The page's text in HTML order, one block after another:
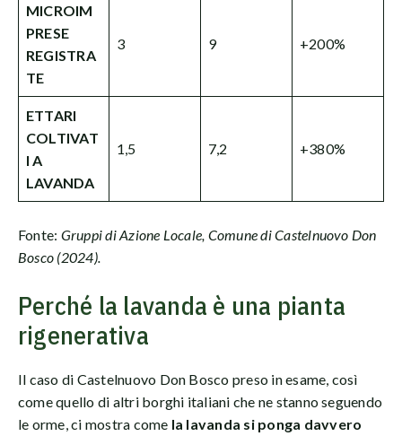
MICROIM
PRESE
REGISTRA
TE
3 9 +200%
ETTARI
COLTIVAT
I A
LAVANDA
1,5 7,2 +380%
Fonte: Gruppi di Azione Locale, Comune di Castelnuovo Don
Bosco (2024).
Perché la lavanda è una pianta
rigenerativa
Il caso di Castelnuovo Don Bosco preso in esame, così
come quello di altri borghi italiani che ne stanno seguendo
le orme, ci mostra come la lavanda si ponga davvero